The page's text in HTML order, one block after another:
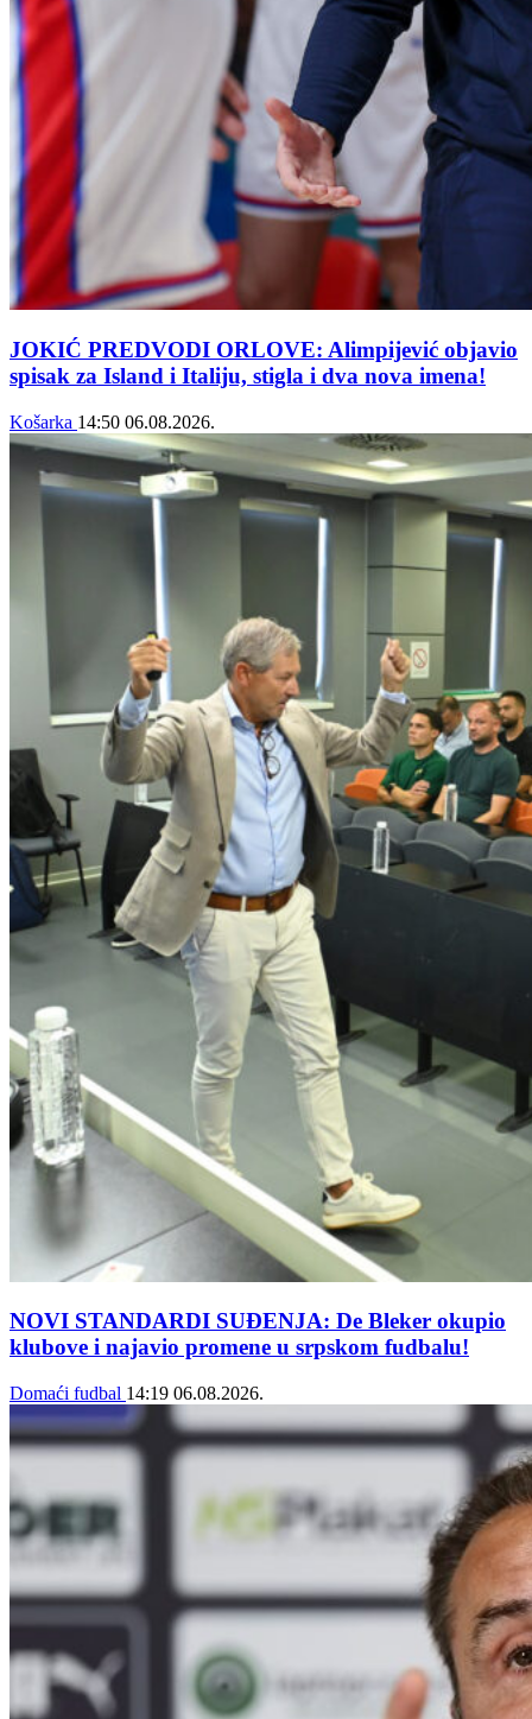
JOKIĆ PREDVODI ORLOVE: Alimpijević objavio
spisak za Island i Italiju, stigla i dva nova imena!
Košarka 14:50 06.08.2026.
NOVI STANDARDI SUĐENJA: De Bleker okupio
klubove i najavio promene u srpskom fudbalu!
Domaći fudbal 14:19 06.08.2026.